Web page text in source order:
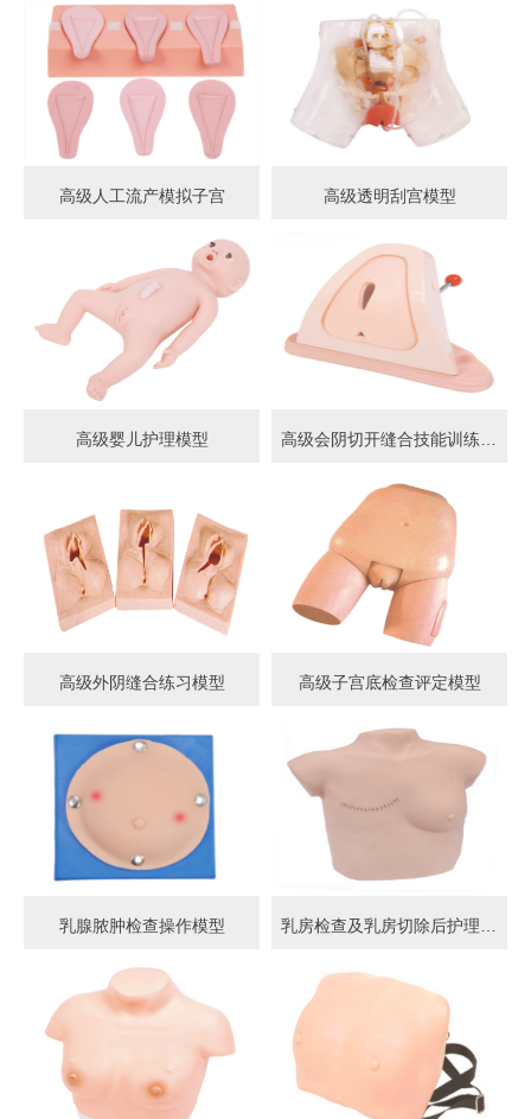
高级人工流产模拟子宫 高级透明刮宫模型
高级婴儿护理模型
高级外阴缝合练习模型 高级子宫底检查评定模型
乳腺脓肿检查操作模型